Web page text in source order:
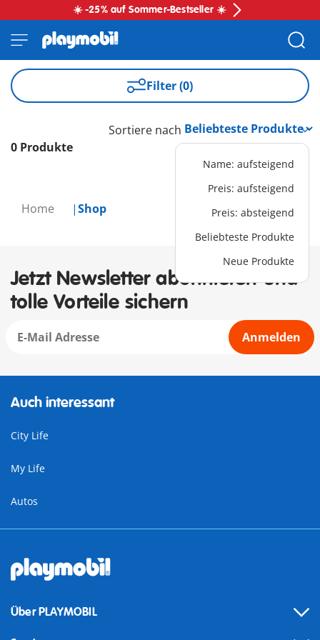
☀️ -25% auf Sommer-Bestseller ☀️
Home Shop
Filter (0)
0 Produkte
Sortiere nach
Name: aufsteigend
Preis: aufsteigend
Preis: absteigend
Beliebteste Produkte
Neue Produkte
Jetzt Newsletter abonnieren und
tolle Vorteile sichern
Anmelden
Auch interessant
City Life
My Life
Autos
Über PLAYMOBIL